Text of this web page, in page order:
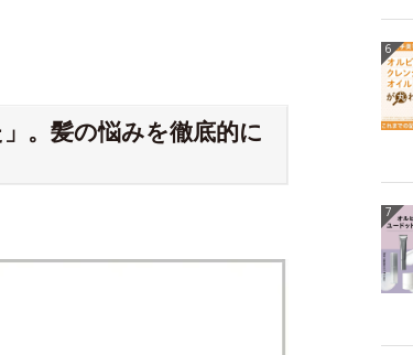
。髪の悩みを徹底的に